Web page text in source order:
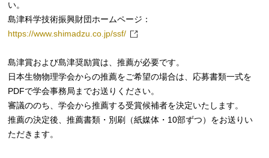
い。
島津科学技術振興財団ホームページ：
https://www.shimadzu.co.jp/ssf/
島津賞および島津奨励賞は、推薦が必要です。
日本生物物理学会からの推薦をご希望の場合は、応募書類一式を
PDFで学会事務局までお送りください。
審議ののち、学会から推薦する受賞候補者を決定いたします。
推薦の決定後、推薦書類・別刷（紙媒体・10部ずつ）をお送りい
ただきます。